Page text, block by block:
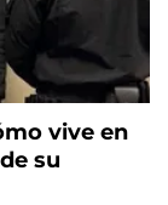
vive en
su